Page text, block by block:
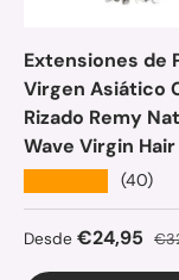
Extensiones de
Virgen Asiático
Rizado Remy
Wave Virgin Hair
(40)
Precio de venta
Desde €24,95